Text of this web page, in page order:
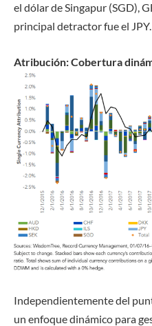
el dólar de Singapur (SGD),
principal detractor fue el JPY.
Atribución: Cobertura
Independientemente del
un enfoque dinámico para